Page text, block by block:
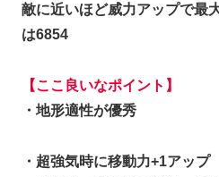
敵に近いほど威力アップで最
は6854
【ここ良いなポイント】
・地形適性が優秀
・超強気時に移動力+1アップ